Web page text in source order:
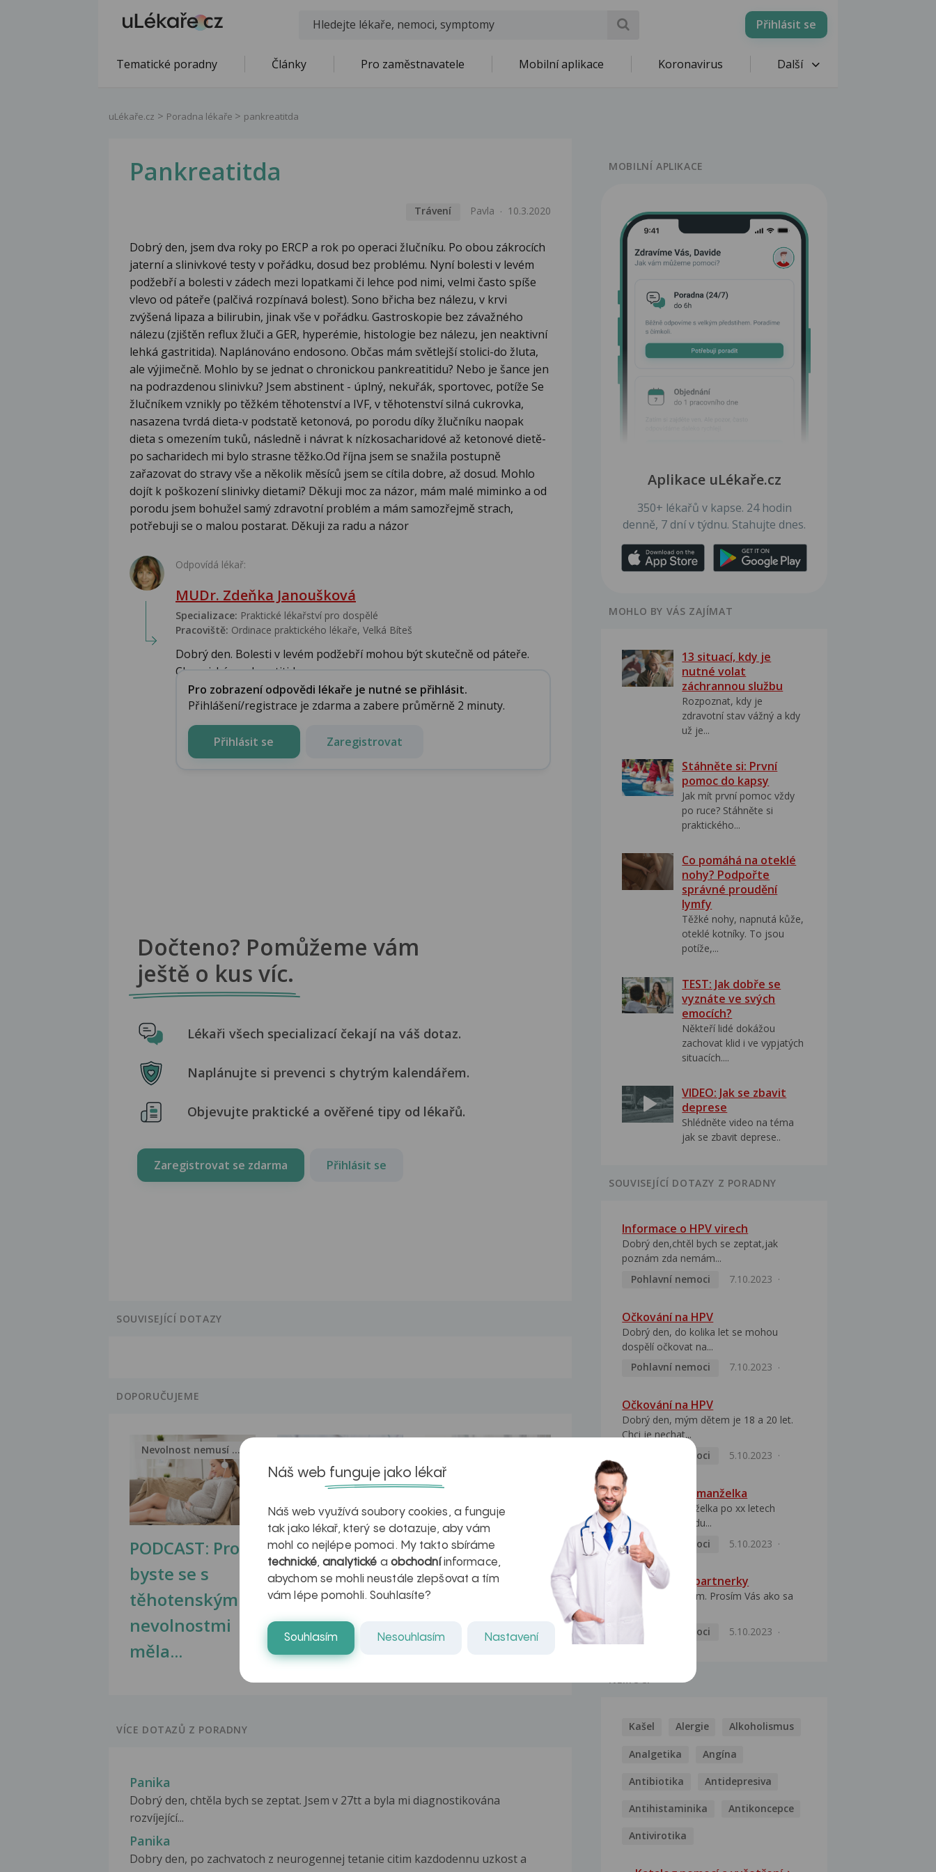
Přihlásit se
Tematické poradny Články Pro zaměstnavatele Mobilní aplikace Koronavirus Další
uLékaře.cz Poradna lékaře pankreatitda
Pankreatitda
Trávení Pavla 10.3.2020
Dobrý den, jsem dva roky po ERCP a rok po operaci žlučníku. Po obou zákrocích
jaterní a slinivkové testy v pořádku, dosud bez problému. Nyní bolesti v levém
podžebří a bolesti v zádech mezi lopatkami či lehce pod nimi, velmi často spíše
vlevo od páteře (palčivá rozpínavá bolest). Sono břicha bez nálezu, v krvi
zvýšená lipaza a bilirubin, jinak vše v pořádku. Gastroskopie bez závažného
nálezu (zjištěn reflux žluči a GER, hyperémie, histologie bez nálezu, jen neaktivní
lehká gastritida). Naplánováno endosono. Občas mám světlejší stolici-do žluta,
ale výjimečně. Mohlo by se jednat o chronickou pankreatitidu? Nebo je šance jen
na podrazdenou slinivku? Jsem abstinent - úplný, nekuřák, sportovec, potíže Se
žlučníkem vznikly po těžkém těhotenství a IVF, v těhotenství silná cukrovka,
nasazena tvrdá dieta-v podstatě ketonová, po porodu díky žlučníku naopak
dieta s omezením tuků, následně i návrat k nízkosacharidové až ketonové dietě-
po sacharidech mi bylo strasne těžko.Od října jsem se snažila postupně
zařazovat do stravy vše a několik měsíců jsem se cítila dobre, až dosud. Mohlo
dojít k poškození slinivky dietami? Děkuji moc za názor, mám malé miminko a od
porodu jsem bohužel samý zdravotní problém a mám samozřejmě strach,
potřebuji se o malou postarat. Děkuji za radu a názor
Odpovídá lékař:
MUDr. Zdeňka Janoušková
Specializace: Praktické lékařství pro dospělé
Pracoviště: Ordinace praktického lékaře, Velká Bíteš
Dobrý den. Bolesti v levém podžebří mohou být skutečně od páteře.
Chronická pankreatitida...
Pro zobrazení odpovědi lékaře je nutné se přihlásit.
Přihlášení/registrace je zdarma a zabere průměrně 2 minuty.
Přihlásit se Zaregistrovat
Dočteno? Pomůžeme vám
ještě o kus víc.
Lékaři všech specializací čekají na váš dotaz.
Naplánujte si prevenci s chytrým kalendářem.
Objevujte praktické a ověřené tipy od lékařů.
Zaregistrovat se zdarma Přihlásit se
SOUVISEJÍCÍ DOTAZY
DOPORUČUJEME
PODCAST: Proč
byste se s
těhotenskými
nevolnostmi
měla...
Nevolnost nemusí být nutnou...
Ztukovatění
jater v datech a
obrazech
Inovativní
léčba
myastenie –
VÍCE DOTAZŮ Z PORADNY
Panika
Dobrý den, chtěla bych se zeptat. Jsem v 27tt a byla mi diagnostikována
rozvíjející...
Panika
Dobry den, po zachvatoch z neurogennej tetanie citim kazdodennu uzkost a
MOBILNÍ APLIKACE
Aplikace uLékaře.cz
350+ lékařů v kapse. 24 hodin
denně, 7 dní v týdnu. Stahujte dnes.
MOHLO BY VÁS ZAJÍMAT
13 situací, kdy je
nutné volat
záchrannou službu
Rozpoznat, kdy je
zdravotní stav vážný a kdy
už je...
Stáhněte si: První
pomoc do kapsy
Jak mít první pomoc vždy
po ruce? Stáhněte si
praktického...
Co pomáhá na oteklé
nohy? Podpořte
správné proudění
lymfy
Těžké nohy, napnutá kůže,
oteklé kotníky. To jsou
potíže,...
TEST: Jak dobře se
vyznáte ve svých
emocích?
Někteří lidé dokážou
zachovat klid i ve vypjatých
situacích....
VIDEO: Jak se zbavit
deprese
Shlédněte video na téma
jak se zbavit deprese..
SOUVISEJÍCÍ DOTAZY Z PORADNY
Informace o HPV virech
Dobrý den,chtěl bych se zeptat,jak
poznám zda nemám...
Pohlavní nemoci
7.10.2023
Očkování na HPV
Dobrý den, do kolika let se mohou
dospělí očkovat na...
Pohlavní nemoci
7.10.2023
Očkování na HPV
Dobrý den, mým dětem je 18 a 20 let.
Chci je nechat...
Pohlavní nemoci
5.10.2023
HPV pozitivní manželka
Dobrý den, manželka po xx letech
přivezla z Východu...
Pohlavní nemoci
5.10.2023
HPV typ 52 u partnerky
Dobrý deň prajem. Prosím Vás ako sa
Pohlavní nemoci
5.10.2023
NEMOCI
Kašel Alergie Alkoholismus
Analgetika Angína
Antibiotika Antidepresiva
Antihistaminika Antikoncepce
Antivirotika
Náš web funguje jako lékař
Náš web využívá soubory cookies, a funguje
tak jako lékař, který se dotazuje, aby vám
mohl co nejlépe pomoci. My takto sbíráme
technické,analytické a obchodníinformace,
abychom se mohli neustále zlepšovat a tím
vám lépe pomohli. Souhlasíte?
Souhlasím Nesouhlasím Nastavení